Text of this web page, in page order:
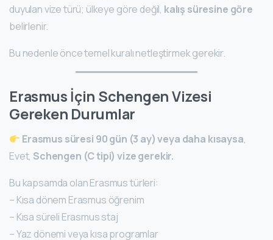
duyulan vize türü; ülkeye göre değil, kalış süresine göre
belirlenir.
Bu nedenle önce temel kuralı netleştirmek gerekir.
Erasmus İçin Schengen Vizesi
Gereken Durumlar
Erasmus süresi 90 gün (3 ay) veya daha kısaysa,
Evet, Schengen (C tipi) vize gerekir.
Bu kapsamda olan Erasmus türleri:
– Kısa dönem Erasmus öğrenim
– Kısa süreli Erasmus staj
– Yaz dönemi veya kısa programlar